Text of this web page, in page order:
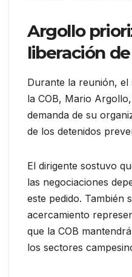
Argollo
liberación
Durante la reunión, el
la COB, Mario
demanda de su
de los detenidos
El dirigente sostuvo
las negociaciones
este pedido. También
acercamiento
que la COB
los sectores